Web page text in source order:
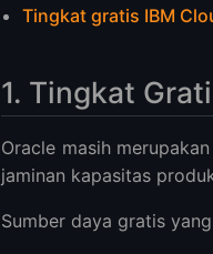
Tingkat gratis IBM
1. Tingkat
Oracle masih
jaminan kapasitas
Sumber daya gratis